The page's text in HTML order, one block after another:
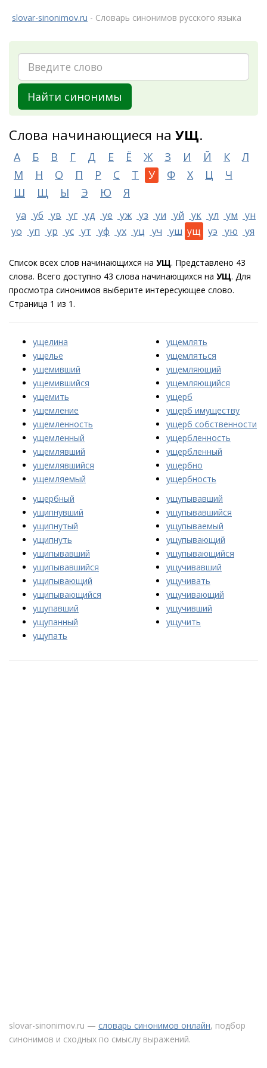
slovar-sinonimov.ru - Словарь синонимов русского языка
Найти синонимы
Слова начинающиеся на УЩ.
А Б В Г Д Е Ё Ж З И Й К
Л
М
Н О П Р С Т У Ф Х Ц
Ч
Ш
Щ Ы Э Ю Я
уа уб ув уг уд уе уж уз уи уй ук ул ум ун
уо уп ур ус ут уф ух уц уч уш ущ уэ ую уя
Список всех слов начинающихся на УЩ. Представлено 43
слова. Всего доступно 43 слова начинающихся на УЩ. Для
просмотра синонимов выберите интересующее слово.
Страница 1 из 1.
ущелина
ущелье
ущемивший
ущемившийся
ущемить
ущемление
ущемленность
ущемленный
ущемлявший
ущемлявшийся
ущемляемый
ущемлять
ущемляться
ущемляющий
ущемляющийся
ущерб
ущерб имуществу
ущерб собственности
ущербленность
ущербленный
ущербно
ущербность
ущербный
ущипнувший
ущипнутый
ущипнуть
ущипывавший
ущипывавшийся
ущипывающий
ущипывающийся
ущупавший
ущупанный
ущупать
ущупывавший
ущупывавшийся
ущупываемый
ущупывающий
ущупывающийся
ущучивавший
ущучивать
ущучивающий
ущучивший
ущучить
slovar-sinonimov.ru — словарь синонимов онлайн, подбор
синонимов и сходных по смыслу выражений.